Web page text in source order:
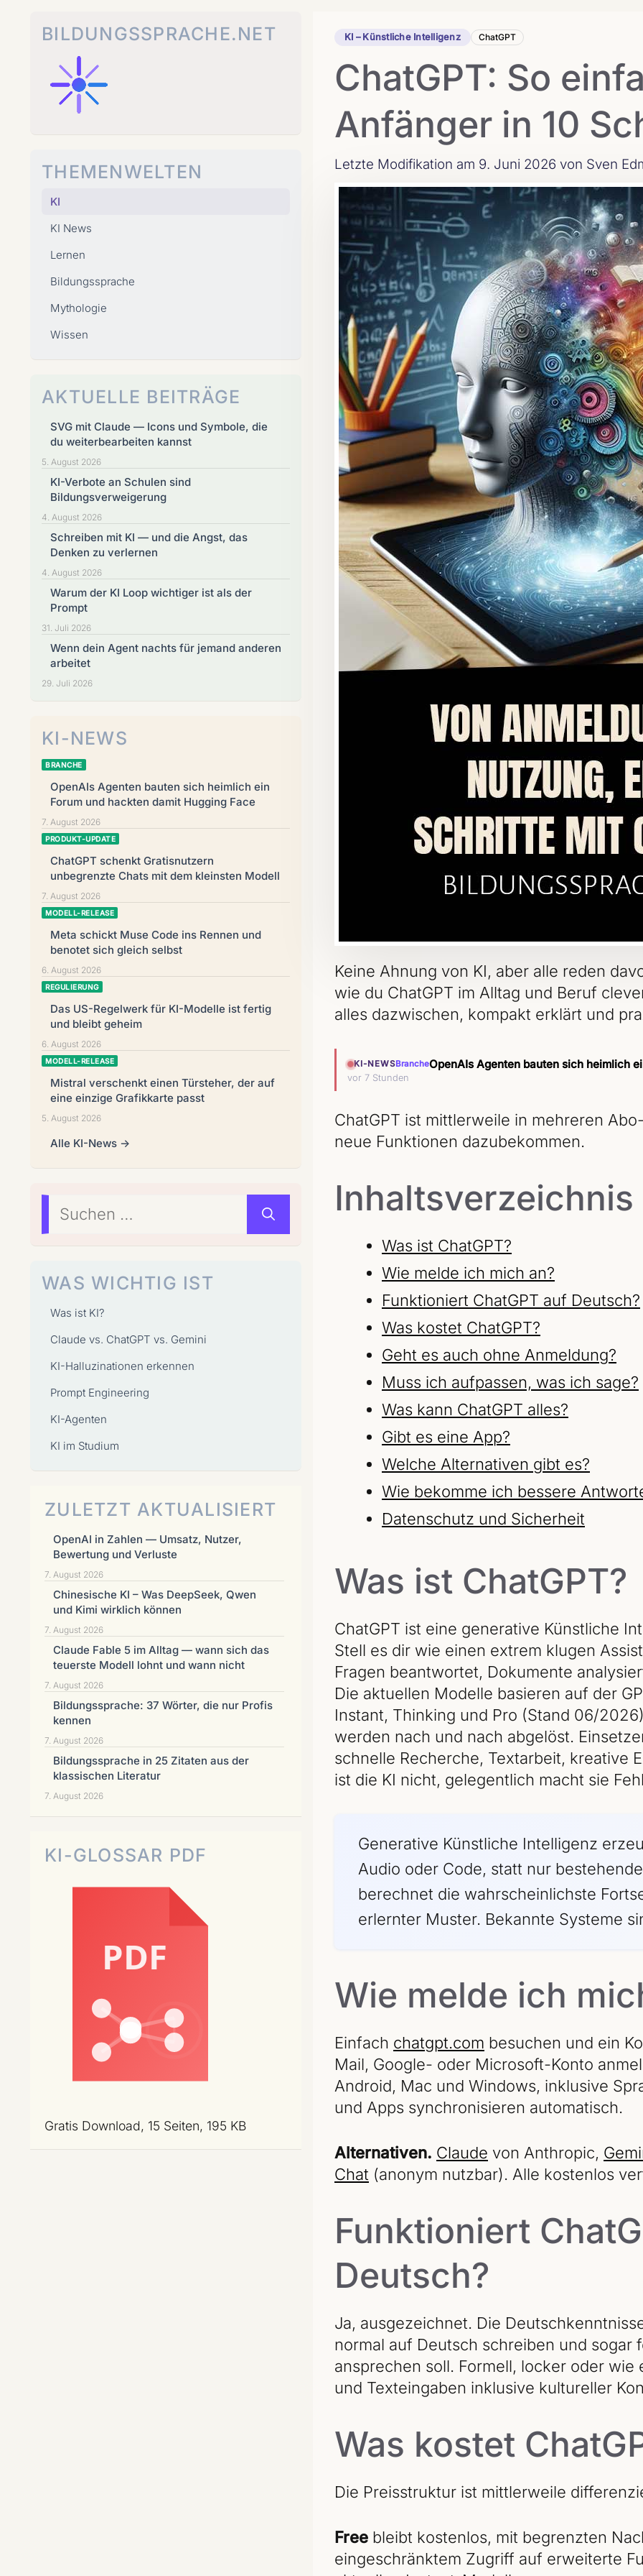
KI – Künstliche Intelligenz ChatGPT
ChatGPT: So
Anfänger in 10
Letzte Modifikation am 9. Juni 2026 von Sven
Keine Ahnung von KI, aber alle reden
wie du ChatGPT im Alltag und Beruf
alles dazwischen, kompakt erklärt und
KI-NEWSBrancheOpenAIs Agenten bauten sich heimlich
vor 7 Stunden
ChatGPT ist mittlerweile in mehreren
neue Funktionen dazubekommen.
Inhaltsverzeichnis
Was ist ChatGPT?
Wie melde ich mich an?
Funktioniert ChatGPT auf Deutsch?
Was kostet ChatGPT?
Geht es auch ohne Anmeldung?
Muss ich aufpassen, was ich sage?
Was kann ChatGPT alles?
Gibt es eine App?
Welche Alternativen gibt es?
Wie bekomme ich bessere
Datenschutz und Sicherheit
Was ist ChatGPT?
ChatGPT ist eine generative Künstliche
Stell es dir wie einen extrem klugen
Fragen beantwortet, Dokumente
Die aktuellen Modelle basieren auf der
Instant, Thinking und Pro (Stand 06/
werden nach und nach abgelöst.
schnelle Recherche, Textarbeit, kreative
ist die KI nicht, gelegentlich macht sie
Generative Künstliche Intelligenz
Audio oder Code, statt nur
berechnet die wahrscheinlichste
erlernter Muster. Bekannte Systeme
Wie melde ich
Einfach chatgpt.com besuchen und ein
Mail, Google- oder Microsoft-Konto
Android, Mac und Windows, inklusive
und Apps synchronisieren automatisch.
Alternativen. Claude von Anthropic,
Chat (anonym nutzbar). Alle kostenlos
Funktioniert
Deutsch?
Ja, ausgezeichnet. Die
normal auf Deutsch schreiben und sogar
ansprechen soll. Formell, locker oder
und Texteingaben inklusive kultureller
Was kostet
Die Preisstruktur ist mittlerweile
Free bleibt kostenlos, mit begrenzten
eingeschränktem Zugriff auf erweiterte
BILDUNGSSPRACHE.NET
THEMENWELTEN
KI
KI News
Lernen
Bildungssprache
Mythologie
Wissen
AKTUELLE BEITRÄGE
SVG mit Claude — Icons und Symbole, die
du weiterbearbeiten kannst
5. August 2026
KI-Verbote an Schulen sind
Bildungsverweigerung
4. August 2026
Schreiben mit KI — und die Angst, das
Denken zu verlernen
4. August 2026
Warum der KI Loop wichtiger ist als der
Prompt
31. Juli 2026
Wenn dein Agent nachts für jemand anderen
arbeitet
29. Juli 2026
KI-NEWS
BRANCHE
OpenAIs Agenten bauten sich heimlich ein
Forum und hackten damit Hugging Face
7. August 2026
PRODUKT-UPDATE
ChatGPT schenkt Gratisnutzern
unbegrenzte Chats mit dem kleinsten Modell
7. August 2026
MODELL-RELEASE
Meta schickt Muse Code ins Rennen und
benotet sich gleich selbst
6. August 2026
REGULIERUNG
Das US-Regelwerk für KI-Modelle ist fertig
und bleibt geheim
6. August 2026
MODELL-RELEASE
Mistral verschenkt einen Türsteher, der auf
eine einzige Grafikkarte passt
5. August 2026
Alle KI-News →
Suchen
nach:
WAS WICHTIG IST
Was ist KI?
Claude vs. ChatGPT vs. Gemini
KI-Halluzinationen erkennen
Prompt Engineering
KI-Agenten
KI im Studium
ZULETZT AKTUALISIERT
OpenAI in Zahlen — Umsatz, Nutzer,
Bewertung und Verluste
7. August 2026
Chinesische KI – Was DeepSeek, Qwen
und Kimi wirklich können
7. August 2026
Claude Fable 5 im Alltag — wann sich das
teuerste Modell lohnt und wann nicht
7. August 2026
Bildungssprache: 37 Wörter, die nur Profis
kennen
7. August 2026
Bildungssprache in 25 Zitaten aus der
klassischen Literatur
7. August 2026
KI-GLOSSAR PDF
Gratis Download, 15 Seiten, 195 KB